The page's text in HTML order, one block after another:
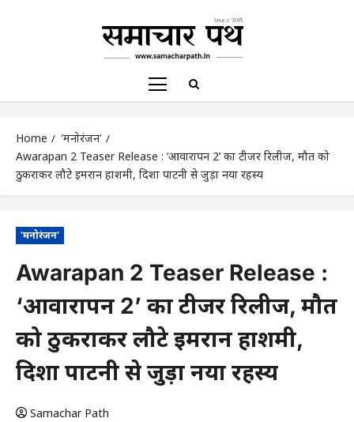
Home
'मनोरंजन'
Awarapan 2 Teaser Release : ‘आवारापन 2’ का टीजर रिलीज, मौत को
ठुकराकर लौटे इमरान हाशमी, दिशा पाटनी से जुड़ा नया रहस्य
'मनोरंजन'
Awarapan 2 Teaser Release :
‘आवारापन 2’ का टीजर रिलीज, मौत
को ठुकराकर लौटे इमरान हाशमी,
दिशा पाटनी से जुड़ा नया रहस्य
Samachar Path